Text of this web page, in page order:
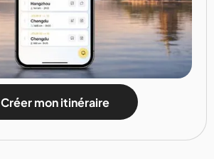
Créer mon itinéraire